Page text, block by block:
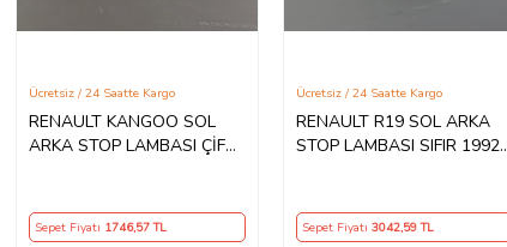
RENAULT KANGOO SOL
ARKA STOP LAMBASI ÇİFT
Ücretsiz / 24 Saatte Kargo
Sepet Fiyatı 1746,57 TL
RENAULT R19 SOL ARKA
STOP LAMBASI SIFIR 1992-
Ücretsiz / 24 Saatte Kargo
Sepet Fiyatı 3042,59 TL